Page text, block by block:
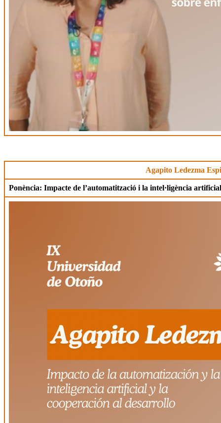
Agapito Ledezma
Ponència: Impacte de l’automatització i la intel·ligència